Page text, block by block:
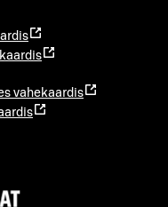
vahekaardis